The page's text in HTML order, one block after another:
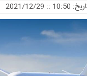
10:50 :: 2021/12/29